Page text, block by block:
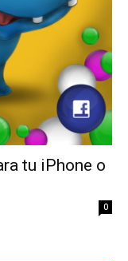
tu iPhone o
0